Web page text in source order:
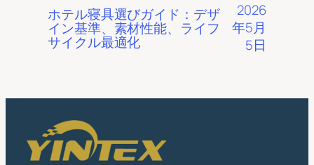
ホテル寝具選びガイド：デザ
イン基準、素材性能、ライフ
サイクル最適化
2026
年5月
5日